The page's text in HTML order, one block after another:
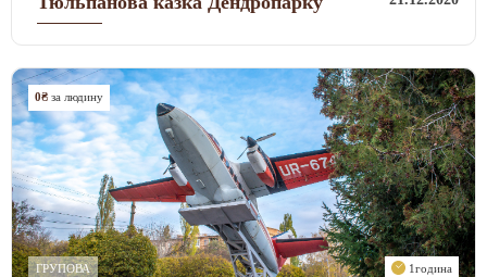
0₴ за людину
ГРУПОВА 1година